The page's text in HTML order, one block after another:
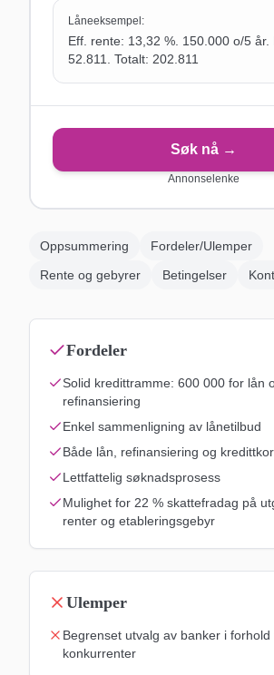
Låneeksempel:
Eff. rente: 13,32 %. 150.000 o/5 år.
52.811. Totalt: 202.811
Søk nå →
Annonselenke
Oppsummering
Fordeler/Ulemper
Rente og gebyrer
Betingelser
Fordeler
Solid kredittramme: 600 000 for lån
refinansiering
Enkel sammenligning av lånetilbud
Både lån, refinansiering og
Lettfattelig søknadsprosess
Mulighet for 22 % skattefradag på
renter og etableringsgebyr
Ulemper
Begrenset utvalg av banker i
konkurrenter